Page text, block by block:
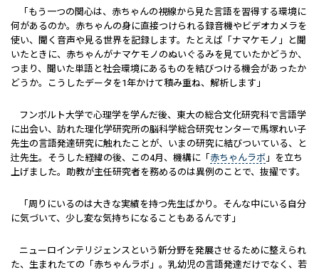
「もう一つの関心は、赤ちゃんの視線から見た言語を習得する環境に
何があるのか。赤ちゃんの身に直接つけられる録音機やビデオカメラを
使い、聞く音声や見る世界を記録します。たとえば「ナマケモノ」と聞
いたときに、赤ちゃんがナマケモノのぬいぐるみを見ていたかどうか、
つまり、聞いた単語と社会環境にあるものを結びつける機会があったか
どうか。こうしたデータを1年かけて積み重ね、解析します」
フンボルト大学で心理学を学んだ後、東大の総合文化研究科で言語学
に出会い、訪れた理化学研究所の脳科学総合研究センターで馬塚れい子
先生の言語発達研究に触れたことが、いまの研究に結びついている、と
辻先生。そうした経緯の後、この4月、機構に「赤ちゃんラボ 」を立ち
上げました。助教が主任研究者を務めるのは異例のことで、抜擢です。
「周りにいるのは大きな実績を持つ先生ばかり。そんな中にいる自分
に気づいて、少し変な気持ちになることもあるんです」
ニューロインテリジェンスという新分野を発展させるために整えられ
た、生まれたての「赤ちゃんラボ」。乳幼児の言語発達だけでなく、若